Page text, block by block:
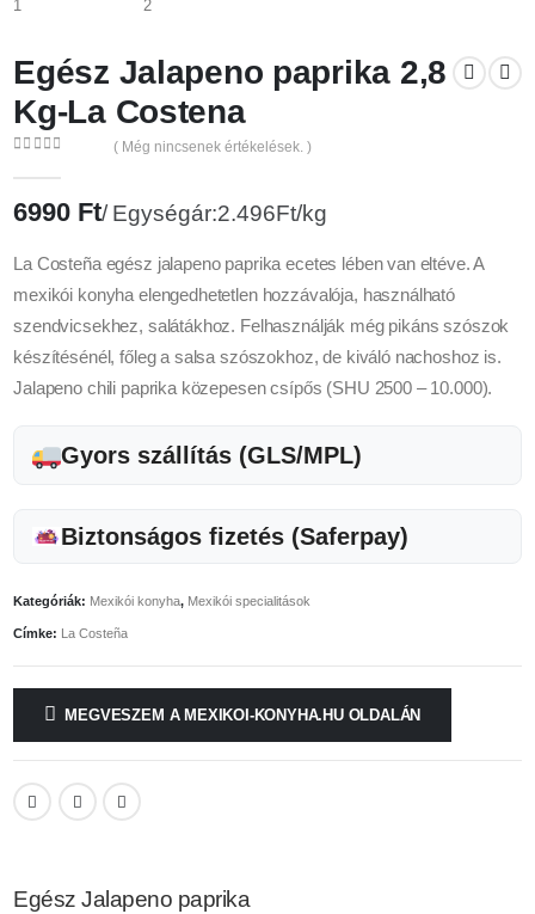
Egész Jalapeno paprika 2,8
Kg-La Costena
( Még nincsenek értékelések. )
6990 Ft Egységár:2.496Ft/kg
La Costeña egész jalapeno paprika ecetes lében van eltéve. A
mexikói konyha elengedhetetlen hozzávalója, használható
szendvicsekhez, salátákhoz. Felhasználják még pikáns szószok
készítésénél, főleg a salsa szószokhoz, de kiváló nachoshoz is.
Jalapeno chili paprika közepesen csípős (SHU 2500 – 10.000).
Gyors szállítás (GLS/MPL)
Biztonságos fizetés (Saferpay)
Kategóriák: Mexikói konyha, Mexikói specialitások
Címke: La Costeña
MEGVESZEM A MEXIKOI-KONYHA.HU OLDALÁN
Egész Jalapeno paprika